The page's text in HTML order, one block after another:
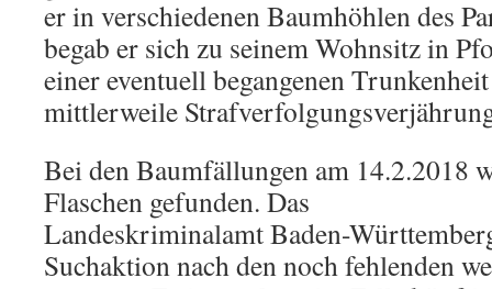
er in verschiedenen Baumhöhlen des
begab er sich zu seinem Wohnsitz in
einer eventuell begangenen
mittlerweile
Bei den Baumfällungen am 14.2.2018
Flaschen gefunden. Das
Landeskriminalamt Baden-
Suchaktion nach den noch fehlenden